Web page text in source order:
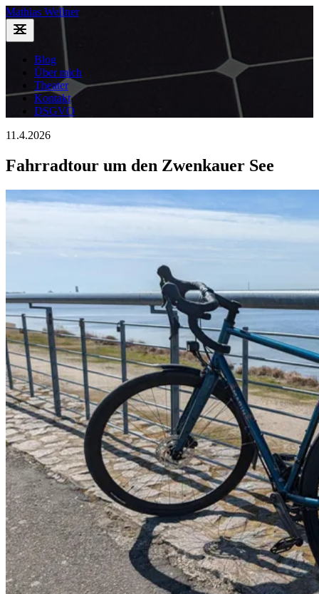
Mathias Wellner
Blog
Über mich
Theater
Kontakt
DSGVO
11.4.2026
Fahrradtour um den Zwenkauer See